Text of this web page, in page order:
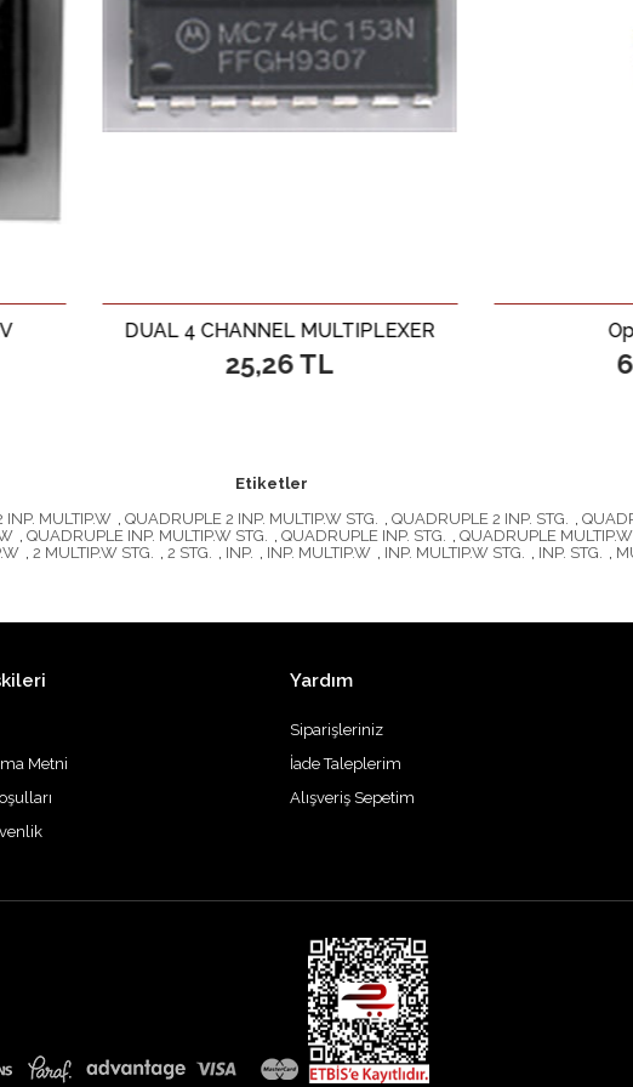
4 CHANNEL MULTIPLEXER
Etiketler
MULTIP.W QUADRUPLE 2 INP. MULTIP.W STG. QUADRUPLE 2 INP. STG.
QUADRUPLE INP. MULTIP.W STG. QUADRUPLE INP. STG. QUADRUPLE MULTIP.W
2 MULTIP.W STG. 2 STG. INP. INP. MULTIP.W INP. MULTIP.W STG. INP. STG.
Metni
Yardım
Siparişleriniz
İade Taleplerim
Alışveriş Sepetim